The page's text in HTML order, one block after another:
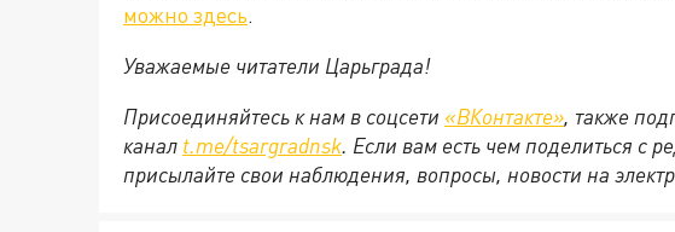
можно здесь.
Уважаемые читатели Царьграда!
Присоединяйтесь к нам в соцсети «ВКонтакте», также
канал t.me/tsargradnsk. Если вам есть чем поделиться с
присылайте свои наблюдения, вопросы, новости на